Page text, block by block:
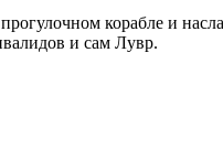
корабле и
и сам Лувр.